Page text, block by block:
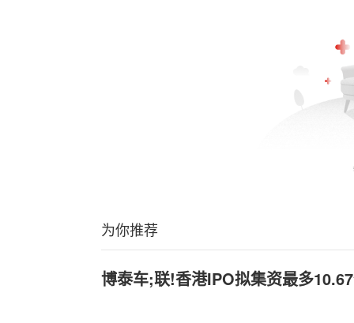
为你推荐
博泰车;联!香港IPO拟集资最多